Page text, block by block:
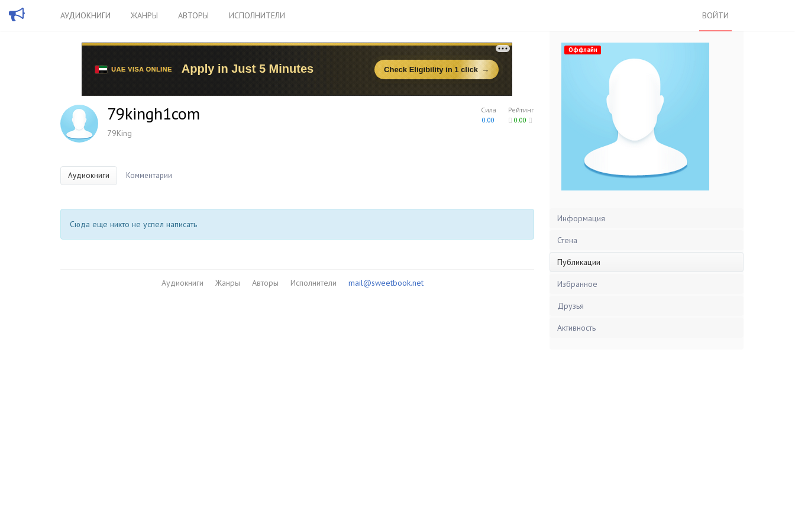
АУДИОКНИГИ ЖАНРЫ АВТОРЫ ИСПОЛНИТЕЛИ ВОЙТИ
Рейтинг
0.00
Сила
0.00
79kingh1com
79King
Аудиокниги Комментарии
Сюда еще никто не успел написать
Аудиокниги Жанры Авторы Исполнители mail@sweetbook.net
Оффлайн
Информация
Стена
Публикации
Избранное
Друзья
Активность